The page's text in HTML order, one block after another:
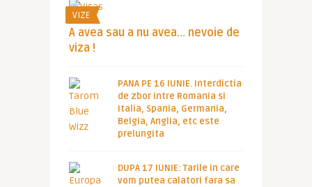
VIZE
A avea sau a nu avea… nevoie de
viza !
PANA PE 16 IUNIE. Interdictia
de zbor intre Romania si
Italia, Spania, Germania,
Belgia, Anglia, etc este
prelungita
DUPA 17 IUNIE: Tarile in care
vom putea calatori fara sa